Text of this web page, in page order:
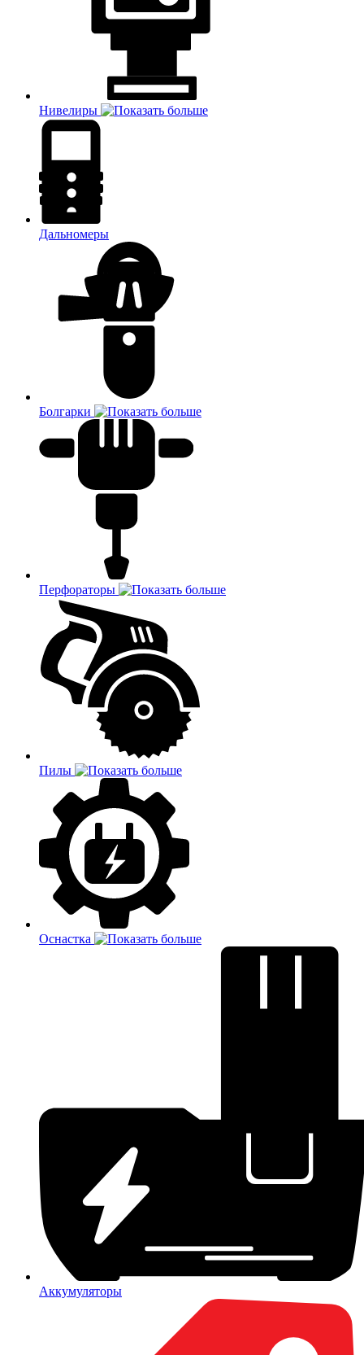
Нивелиры
Дальномеры
Болгарки
Перфораторы
Пилы
Оснастка
Аккумуляторы